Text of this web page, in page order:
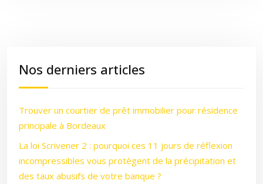
Nos derniers articles
Trouver un courtier de prêt immobilier pour résidence
principale à Bordeaux
La loi Scrivener 2 : pourquoi ces 11 jours de réflexion
incompressibles vous protègent de la précipitation et
des taux abusifs de votre banque ?